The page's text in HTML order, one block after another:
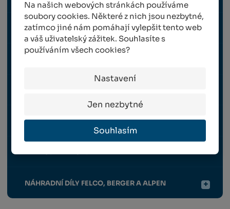
Na našich webových stránkách používáme
soubory cookies. Některé z nich jsou nezbytné,
zatímco jiné nám pomáhají vylepšit tento web
a váš uživatelský zážitek. Souhlasíte s
používáním všech cookies?
Nastavení
Jen nezbytné
Souhlasím
SBĚRAČE JABLEK A OŘECHŮ
MAZACÍ TUKY A SPREJE
NÁHRADNÍ DÍLY FELCO, BERGER A ALPEN